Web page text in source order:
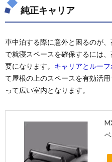
純正キャリア
車中泊する際に意外と困るのが
で就寝スペースを確保するには
要になります。 キャリアとルー
て屋根の上のスペースを有効活
って広い室内となります。